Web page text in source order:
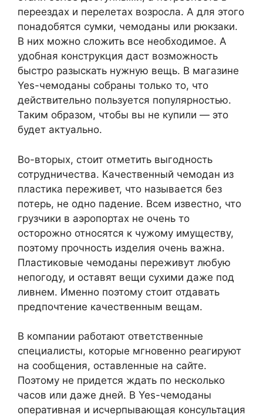
переездах и перелетах возросла. А для этого
понадобятся сумки, чемоданы или рюкзаки.
В них можно сложить все необходимое. А
удобная конструкция даст возможность
быстро разыскать нужную вещь. В магазине
Yes-чемоданы собраны только то, что
действительно пользуется популярностью.
Таким образом, чтобы вы не купили — это
будет актуально.
Во-вторых, стоит отметить выгодность
сотрудничества. Качественный чемодан из
пластика переживет, что называется без
потерь, не одно падение. Всем известно, что
грузчики в аэропортах не очень то
осторожно относятся к чужому имуществу,
поэтому прочность изделия очень важна.
Пластиковые чемоданы переживут любую
непогоду, и оставят вещи сухими даже под
ливнем. Именно поэтому стоит отдавать
предпочтение качественным вещам.
В компании работают ответственные
специалисты, которые мгновенно реагируют
на сообщения, оставленные на сайте.
Поэтому не придется ждать по несколько
часов или даже дней. В Yes-чемоданы
оперативная и исчерпывающая консультация